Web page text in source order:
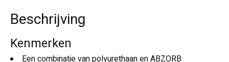
Beschrijving
Kenmerken
Een combinatie van polyurethaan en ABZORB